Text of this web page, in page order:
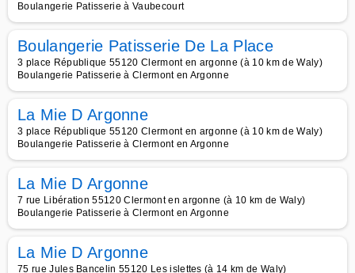
Boulangerie Patisserie à Vaubecourt
Boulangerie Patisserie De La Place
3 place République 55120 Clermont en argonne (à 10 km de Waly)
Boulangerie Patisserie à Clermont en Argonne
La Mie D Argonne
3 place République 55120 Clermont en argonne (à 10 km de Waly)
Boulangerie Patisserie à Clermont en Argonne
La Mie D Argonne
7 rue Libération 55120 Clermont en argonne (à 10 km de Waly)
Boulangerie Patisserie à Clermont en Argonne
La Mie D Argonne
75 rue Jules Bancelin 55120 Les islettes (à 14 km de Waly)